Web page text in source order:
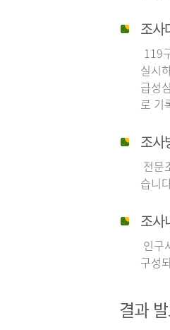
조사
119
실시
급성
로 기
조사
전문
습니
조사
인구
구성
결과